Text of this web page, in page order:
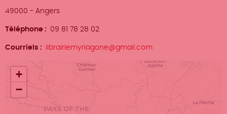
Ville
49000 - Angers
Téléphone 09 81 78 28 02
Courriels librairiemyriagone@gmail.com
Localisation
+
−